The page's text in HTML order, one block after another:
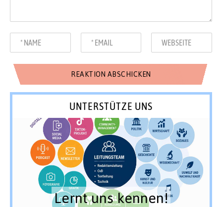
UNTERSTÜTZE UNS
Lernt uns kennen!